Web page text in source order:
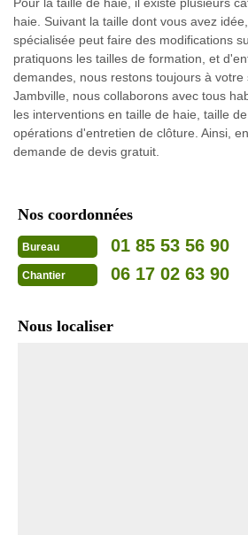
haie. Suivant la taille dont vous avez
spécialisée peut faire des modifications
pratiquons les tailles de formation, et
demandes, nous restons toujours à votre
Jambville, nous collaborons avec tous
les interventions en taille de haie, taille
opérations d'entretien de clôture. Ainsi,
demande de devis gratuit.
Nos coordonnées
Bureau 01 85 53 56 90
Chantier 06 17 02 63 90
Nous localiser